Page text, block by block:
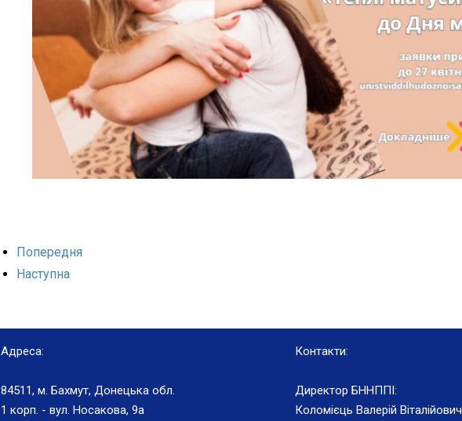
Попередня
Наступна
Адреса:
84511, м. Бахмут, Донецька обл.
1 корп. - вул. Носакова, 9а
Контакти:
Директор БННППІ:
Коломієць Валерій Віталійович